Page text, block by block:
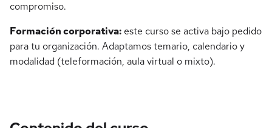
compromiso.
Formación corporativa: este curso se activa bajo pedido
para tu organización. Adaptamos temario, calendario y
modalidad (teleformación, aula virtual o mixto).